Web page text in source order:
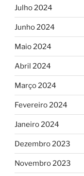
Julho 2024
Junho 2024
Maio 2024
Abril 2024
Março 2024
Fevereiro 2024
Janeiro 2024
Dezembro 2023
Novembro 2023